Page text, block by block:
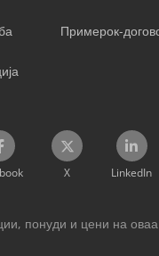
Примерок-
X LinkedIn
понуди и цени на оваа